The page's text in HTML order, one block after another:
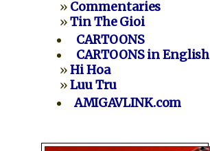
» Commentaries
»Tin The Gioi
CARTOONS
CARTOONS in English
»Hi Hoa
»Luu Tru
AMIGAVLINK.com